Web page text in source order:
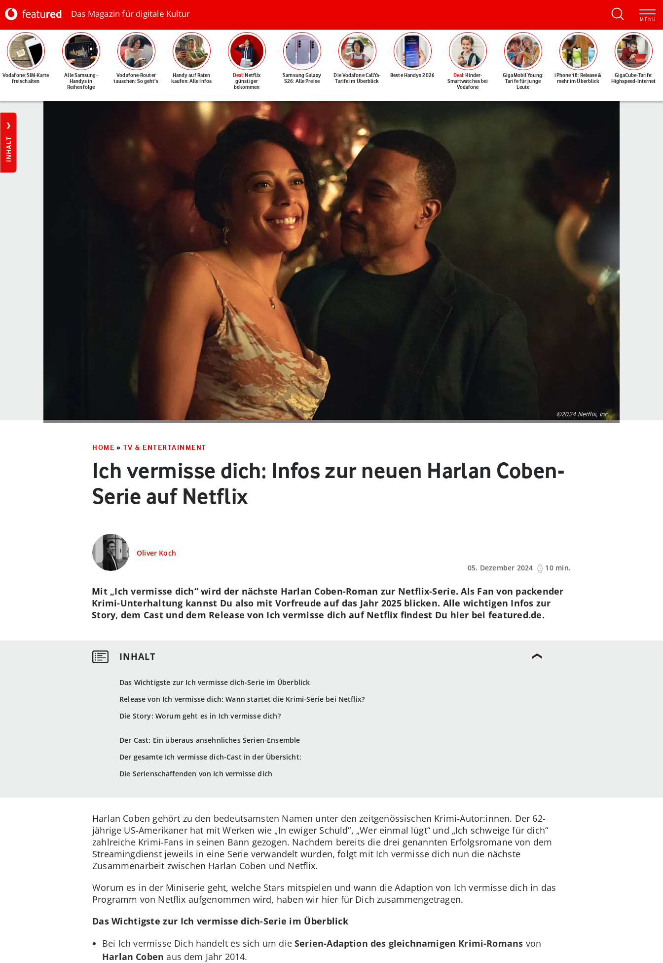
Das Magazin für digitale Kultur
Vodafone: SIM-Karte
freischalten
Alle Samsung-
Handys in
Reihenfolge
Vodafone-Router
tauschen: So geht's
Handy auf Raten
kaufen: Alle Infos
Deal: Netflix
günstiger
bekommen
Samsung Galaxy
S26: Alle Preise
Die Vodafone CallYa-
Tarife im Überblick
Beste Handys 2026 Deal: Kinder-
Smartwatches bei
Vodafone
GigaMobil Young:
Tarife für junge
Leute
iPhone 18: Release &
mehr im Überblick
GigaCube-Tarife:
Highspeed-Internet
INHALT
©2024 Netflix, Inc.
HOME » TV & ENTERTAINMENT
Ich vermisse dich: Infos zur neuen Harlan Coben-
Serie auf Netflix
Oliver Koch
05. Dezember 2024
10 min.
Das Wichtigste zur Ich vermisse dich-Serie im Überblick
Release von Ich vermisse dich: Wann startet die Krimi-Serie bei Netflix?
Die Story: Worum geht es in Ich vermisse dich?
Der Cast: Ein überaus ansehnliches Serien-Ensemble
Der gesamte Ich vermisse dich-Cast in der Übersicht:
Die Serienschaffenden von Ich vermisse dich
Mit „Ich vermisse dich“ wird der nächste Harlan Coben-Roman zur Netflix-Serie. Als Fan von packender
Krimi-Unterhaltung kannst Du also mit Vorfreude auf das Jahr 2025 blicken. Alle wichtigen Infos zur
Story, dem Cast und dem Release von Ich vermisse dich auf Netflix findest Du hier bei featured.de.
Harlan Coben gehört zu den bedeutsamsten Namen unter den zeitgenössischen Krimi-Autor:innen. Der 62-
jährige US-Amerikaner hat mit Werken wie „In ewiger Schuld“, „Wer einmal lügt“ und „Ich schweige für dich“
zahlreiche Krimi-Fans in seinen Bann gezogen. Nachdem bereits die drei genannten Erfolgsromane von dem
Streamingdienst jeweils in eine Serie verwandelt wurden, folgt mit Ich vermisse dich nun die nächste
Zusammenarbeit zwischen Harlan Coben und Netflix.
Worum es in der Miniserie geht, welche Stars mitspielen und wann die Adaption von Ich vermisse dich in das
Programm von Netflix aufgenommen wird, haben wir hier für Dich zusammengetragen.
Das Wichtigste zur Ich vermisse dich-Serie im Überblick
Bei Ich vermisse Dich handelt es sich um dieSerien-Adaption des gleichnamigen Krimi-Romans von
Harlan Coben aus dem Jahr 2014.